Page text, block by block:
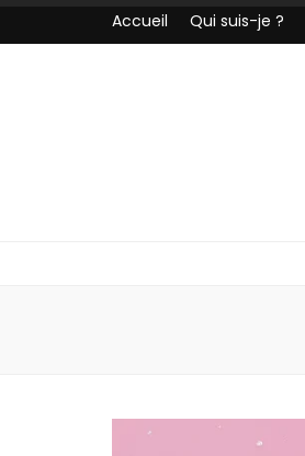
Accueil Qui suis-je ?